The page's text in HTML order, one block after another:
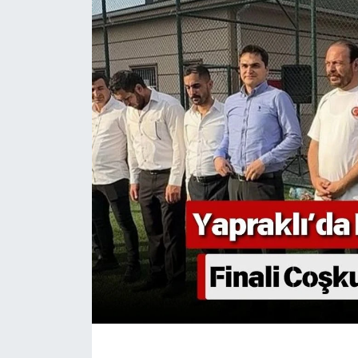
KÜLTÜR SANAT
MAGAZİN
SAĞLIK
SİYASET
TEKNOLOJİ
VİZYONDAKİLER